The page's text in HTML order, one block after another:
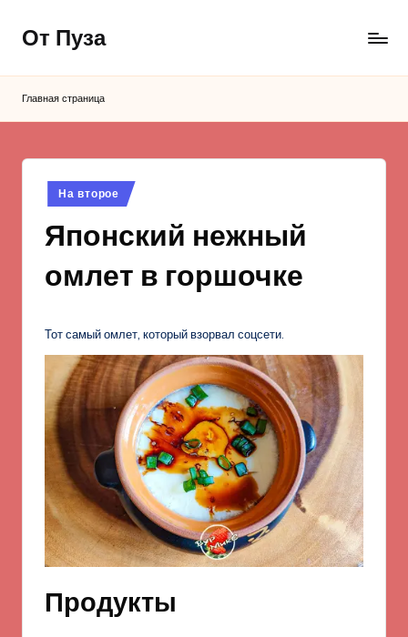
Перейти
содержимому
От Пуза
вкусные
Главная страница
Опубликовано
в
На второе
Японский нежный
омлет в горшочке
Тот самый омлет, который взорвал соцсети.
Продукты